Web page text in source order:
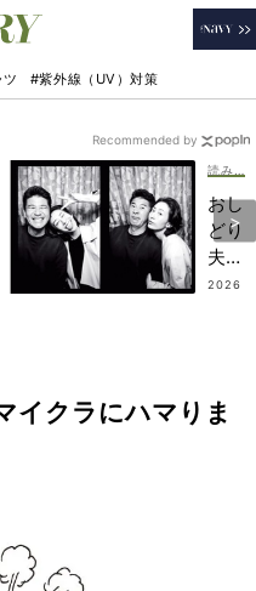
#紫外線（UV）対策
おし
どり
夫婦
にも
Yモ
2026
Recommended by
イクラにハマりま